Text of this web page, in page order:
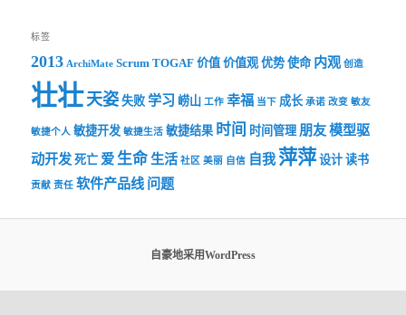
标签
2013 ArchiMate Scrum TOGAF 价值 价值观 优势 使命 内观 创造
壮壮天姿 失败 学习 崂山 工作 幸福 当下 成长 承诺 改变 敏友
敏捷个人 敏捷开发 敏捷生活 敏捷结果 时间 时间管理 朋友模型驱
动开发 死亡 爱 生命 生活 社区 美丽 自信 自我 萍萍 设计 读书
贡献 责任 软件产品线 问题
自豪地采用WordPress